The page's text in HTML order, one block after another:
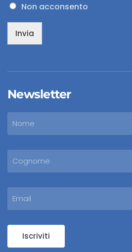
Non acconsento
Invia
Newsletter
Iscriviti